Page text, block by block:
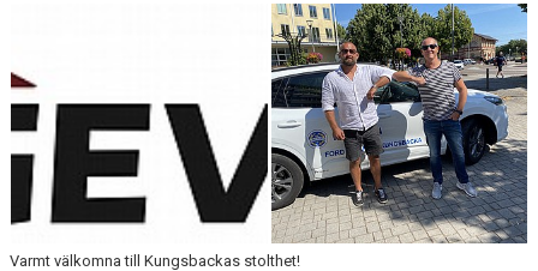
DOMARE/FUNKTIONÄR
KALENDER
MATCHER
Varmt välkomna till Kungsbackas stolthet!